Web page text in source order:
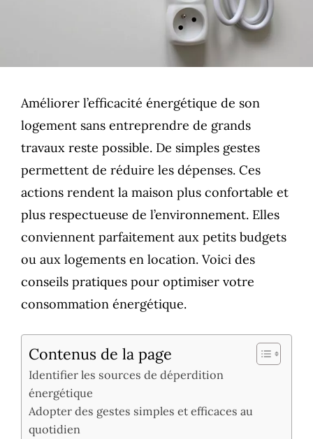
Améliorer l’efficacité énergétique de son
logement sans entreprendre de grands
travaux reste possible. De simples gestes
permettent de réduire les dépenses. Ces
actions rendent la maison plus confortable et
plus respectueuse de l’environnement. Elles
conviennent parfaitement aux petits budgets
ou aux logements en location. Voici des
conseils pratiques pour optimiser votre
consommation énergétique.
Contenus de la page
Identifier les sources de déperdition
énergétique
Adopter des gestes simples et efficaces au
quotidien